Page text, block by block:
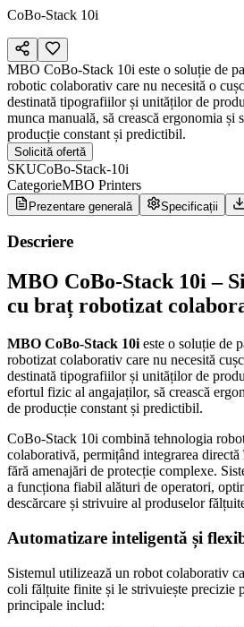
CoBo-Stack 10i
MBO CoBo-Stack 10i este o soluție de
robotic colaborativ care nu necesită o
destinată tipografiilor și unităților de
munca manuală, să crească ergonomia și
producție constant și predictibil.
Solicită ofertă
SKUCoBo-Stack-10i
CategorieMBO Printers
Prezentare generală Specificații
Descriere
MBO CoBo-Stack 10i –
cu braț robotizat
MBO CoBo-Stack 10i este o soluție de
robotizat colaborativ care nu necesită
destinată tipografiilor și unităților de
efortul fizic al angajaților, să crească
de producție constant și predictibil.
CoBo-Stack 10i combină tehnologia
colaborativă, permițând integrarea
fără amenajări de protecție complexe.
a funcționa fiabil alături de operatori,
descărcare și strivuire al produselor
Automatizare inteligentă și
Sistemul utilizează un robot colaborativ
coli fălțuite finite și le strivuiește precizie
principale includ: